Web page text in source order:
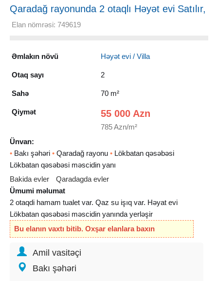
Qaradağ rayonunda 2 otaqlı Həyət evi Satılır,
70 m²
Elan nömrəsi: 749619
Əmlakın növü Həyət evi / Villa
Otaq sayı 2
Sahə 70 m²
Qiymət 55 000 Azn
785 Azn/m²
Ünvan:
• Bakı şəhəri • Qaradağ rayonu • Lökbatan qəsəbəsi
Lökbatan qəsəbəsi məscidin yanı
Bakida evler
Qaradagda evler
Ümumi məlumat
2 otaqdi hamam tualet var. Qaz su işıq var. Həyat evi
Lökbatan qəsəbəsi məscidin yanında yerləşir
Bu elanın vaxtı bitib. Oxşar elanlara baxın
Amil vasitəçi
Bakı şəhəri